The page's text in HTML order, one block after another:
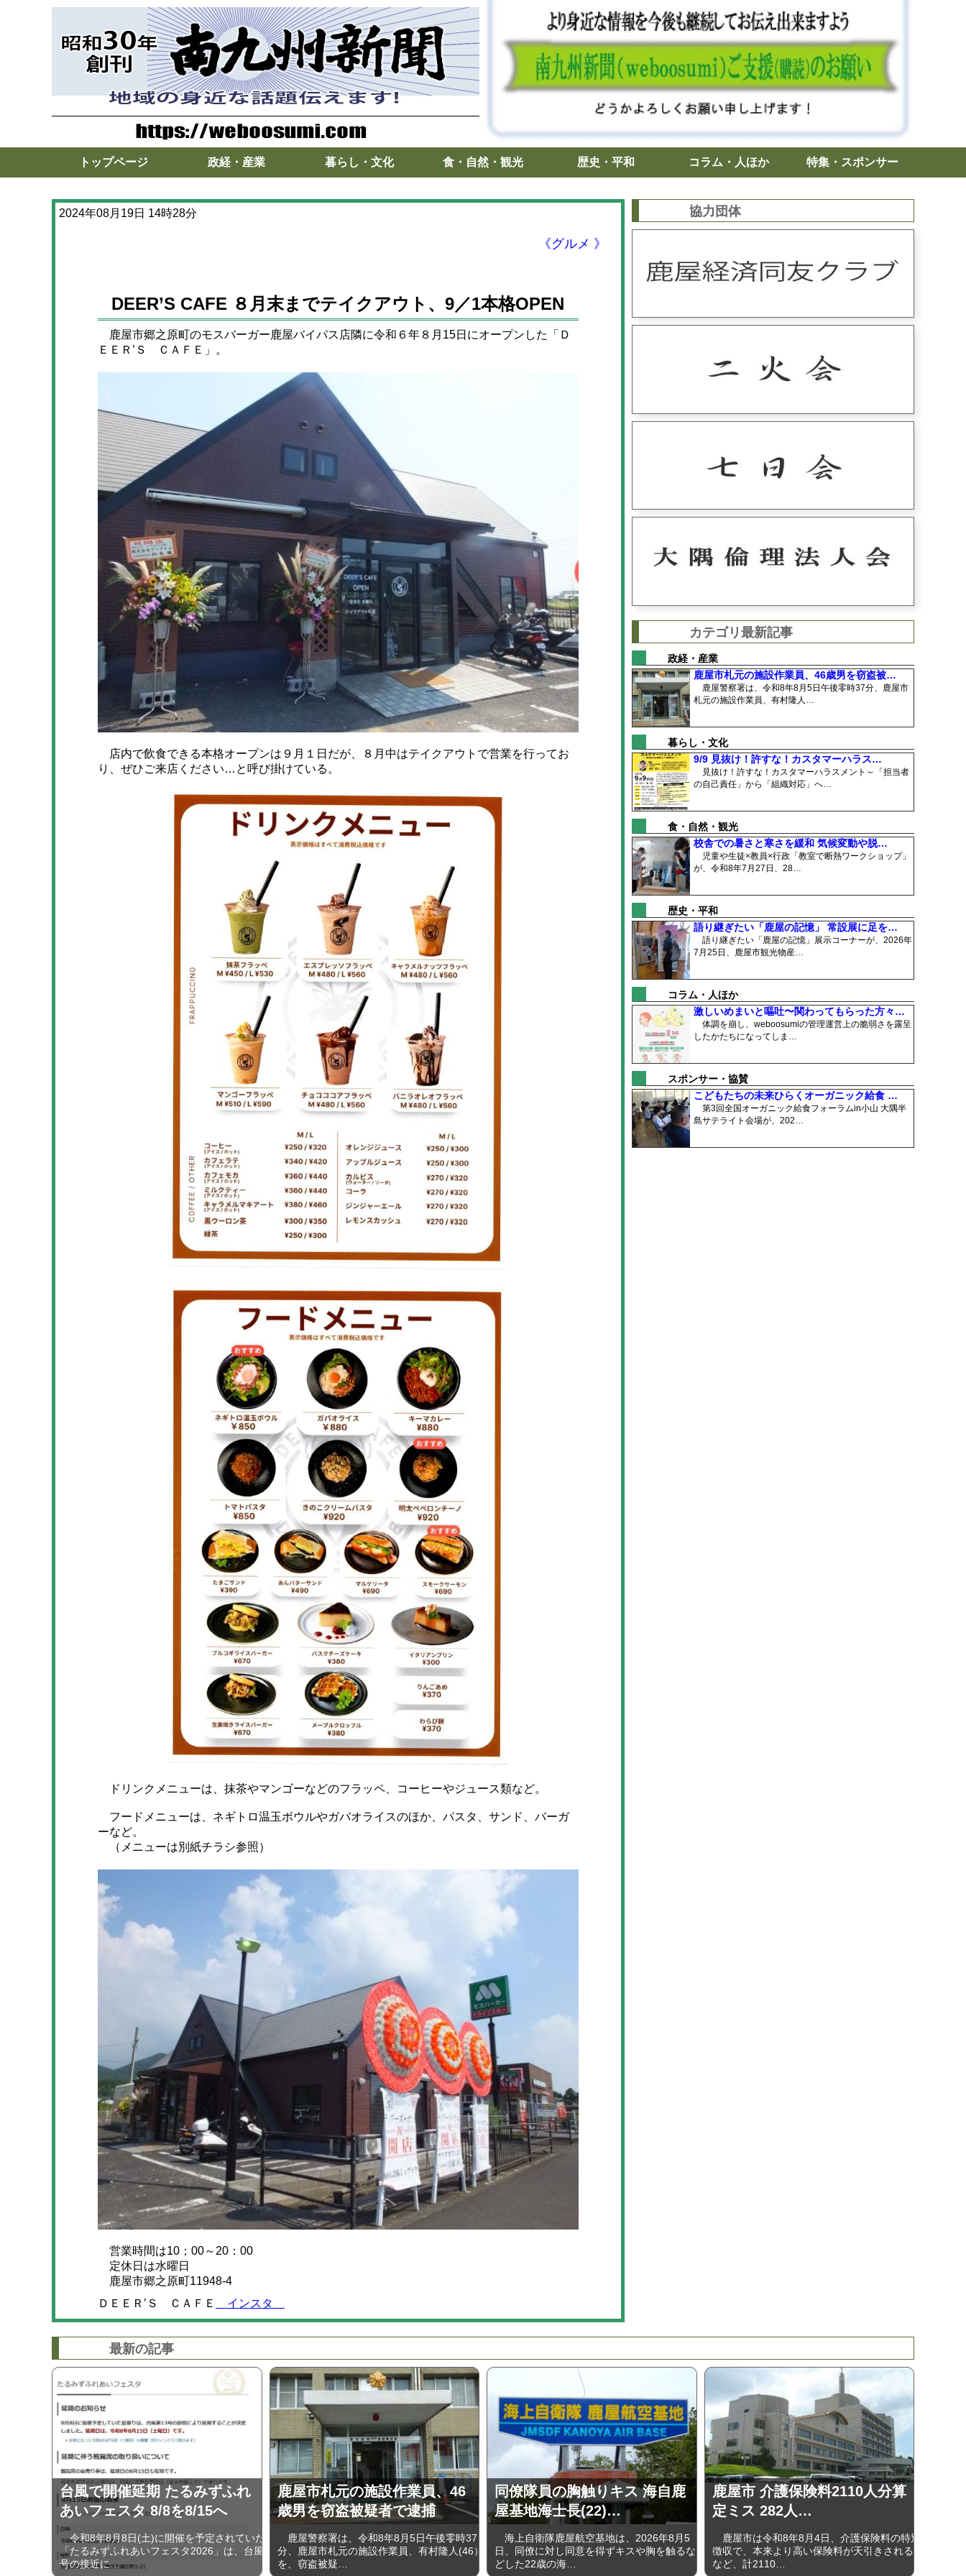
トップページ 政経・産業 暮らし・文化 食・自然・観光 歴史・平和 コラム・人ほか 特集・スポンサー
2024年08月19日 14時28分
《グルメ 》
DEER’S CAFE ８月末までテイクアウト、9／1本格OPEN
鹿屋市郷之原町のモスバーガー鹿屋バイパス店隣に令和６年８月15日にオープンした「Ｄ
ＥＥＲ’Ｓ ＣＡＦＥ」。
店内で飲食できる本格オープンは９月１日だが、８月中はテイクアウトで営業を行ってお
り、ぜひご来店ください…と呼び掛けている。
ドリンクメニューは、抹茶やマンゴーなどのフラッペ、コーヒーやジュース類など。
フードメニューは、ネギトロ温玉ボウルやガバオライスのほか、パスタ、サンド、バーガ
ーなど。
（メニューは別紙チラシ参照）
営業時間は10；00～20：00
定休日は水曜日
鹿屋市郷之原町11948-4
ＤＥＥＲ’Ｓ ＣＡＦＥ
インスタ
協力団体
カテゴリ最新記事
政経・産業
鹿屋市札元の施設作業員、46歳男を窃盗被…
鹿屋警察署は、令和8年8月5日午後零時37分、鹿屋市
札元の施設作業員、有村隆人…
暮らし・文化
9/9 見抜け！許すな！カスタマーハラス…
見抜け！許すな！カスタマーハラスメント～「担当者
の自己責任」から「組織対応」へ…
食・自然・観光
校舎での暑さと寒さを緩和 気候変動や脱…
児童や生徒×教員×行政「教室で断熱ワークショップ」
が、令和8年7月27日、28…
歴史・平和
語り継ぎたい「鹿屋の記憶」 常設展に足を…
語り継ぎたい「鹿屋の記憶」展示コーナーが、2026年
7月25日、鹿屋市観光物産…
コラム・人ほか
激しいめまいと嘔吐〜関わってもらった方々…
体調を崩し、weboosumiの管理運営上の脆弱さを露呈
したかたちになってしま…
スポンサー・協賛
こどもたちの未来ひらくオーガニック給食 …
第3回全国オーガニック給食フォーラムin小山 大隅半
島サテライト会場が、202…
最新の記事
台風で開催延期 たるみずふれ
あいフェスタ 8/8を8/15へ
令和8年8月8日(土)に開催を予定されていた
「たるみずふれあいフェスタ2026」は、台風
号の接近に…
鹿屋市札元の施設作業員、46
歳男を窃盗被疑者で逮捕
鹿屋警察署は、令和8年8月5日午後零時37
分、鹿屋市札元の施設作業員、有村隆人(46）
を、窃盗被疑…
同僚隊員の胸触りキス 海自鹿
屋基地海士長(22)…
海上自衛隊鹿屋航空基地は、2026年8月5
日、同僚に対し同意を得ずキスや胸を触るな
どした22歳の海…
鹿屋市 介護保険料2110人分算
定ミス 282人…
鹿屋市は令和8年8月4日、介護保険料の特別
徴収で、本来より高い保険料が天引きされる
など、計2110…